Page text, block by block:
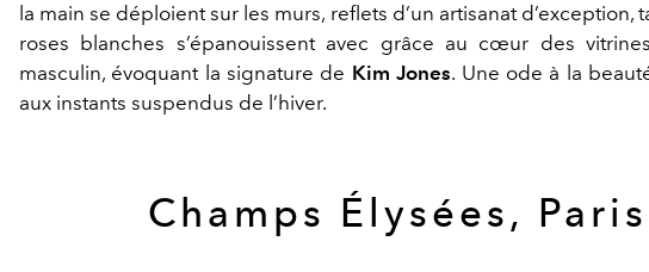
la main se déploient sur les murs, reflets d’un artisanat d’exception,
roses blanches s’épanouissent avec grâce au cœur des
masculin, évoquant la signature de Kim Jones. Une ode à la
aux instants suspendus de l’hiver.
Champs Élysées, Paris